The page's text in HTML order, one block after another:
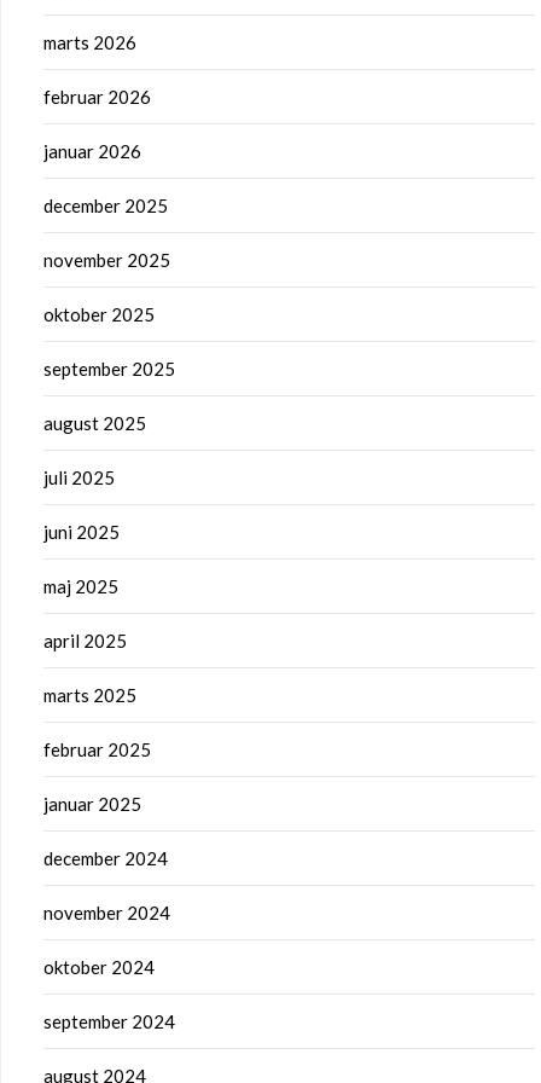
marts 2026
februar 2026
januar 2026
december 2025
november 2025
oktober 2025
september 2025
august 2025
juli 2025
juni 2025
maj 2025
april 2025
marts 2025
februar 2025
januar 2025
december 2024
november 2024
oktober 2024
september 2024
august 2024